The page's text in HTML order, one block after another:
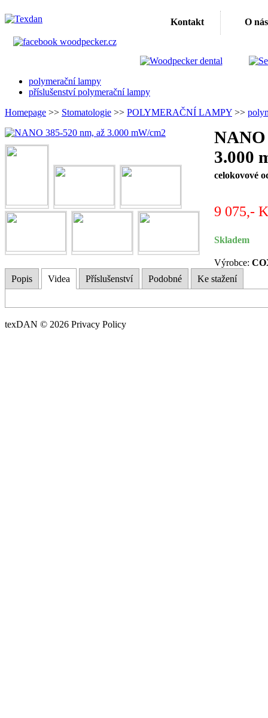
Kontakt O nás
polymerační lampy
příslušenství polymerační lampy
Homepage >> Stomatologie >> POLYMERAČNÍ LAMPY >>
NANO
3.000
celokovové
9 075,-
Skladem
Výrobce:
Popis
Videa Příslušenství Podobné Ke stažení
texDAN © 2026 Privacy Policy